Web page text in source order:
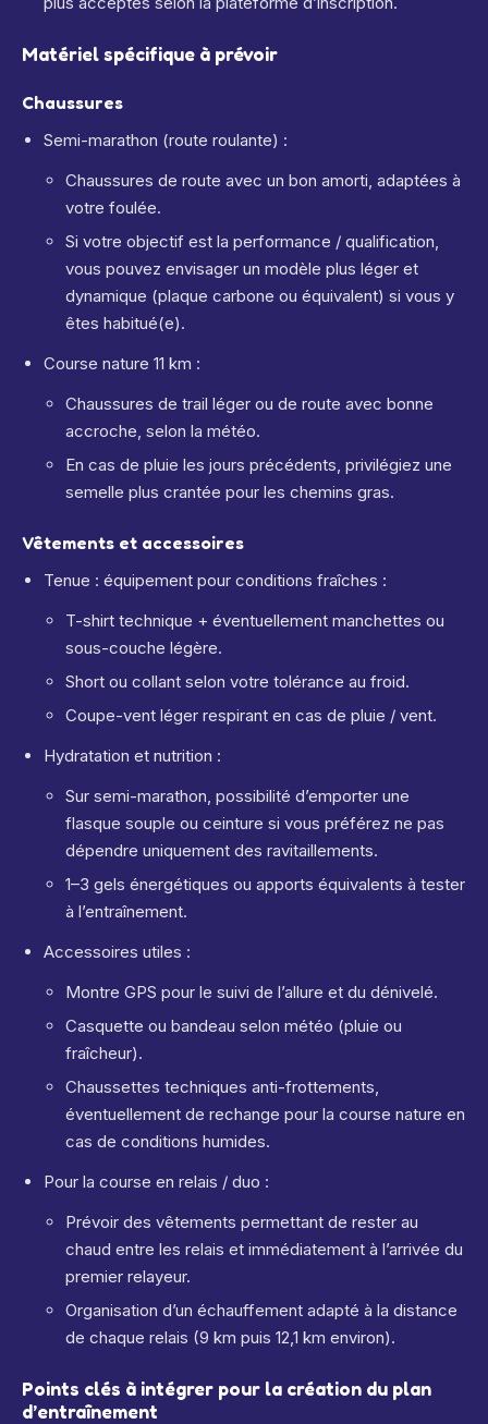
Matériel spécifique à prévoir
Chaussures
Semi-marathon (route roulante) :
Chaussures de route avec un bon amorti, adaptées à
votre foulée.
Si votre objectif est la performance / qualification,
vous pouvez envisager un modèle plus léger et
dynamique (plaque carbone ou équivalent) si vous y
êtes habitué(e).
Course nature 11 km :
Chaussures de trail léger ou de route avec bonne
accroche, selon la météo.
En cas de pluie les jours précédents, privilégiez une
semelle plus crantée pour les chemins gras.
Vêtements et accessoires
Tenue : équipement pour conditions fraîches :
T-shirt technique + éventuellement manchettes ou
sous-couche légère.
Short ou collant selon votre tolérance au froid.
Coupe-vent léger respirant en cas de pluie / vent.
Hydratation et nutrition :
Sur semi-marathon, possibilité d’emporter une
flasque souple ou ceinture si vous préférez ne pas
dépendre uniquement des ravitaillements.
1–3 gels énergétiques ou apports équivalents à tester
à l’entraînement.
Accessoires utiles :
Montre GPS pour le suivi de l’allure et du dénivelé.
Casquette ou bandeau selon météo (pluie ou
fraîcheur).
Chaussettes techniques anti-frottements,
éventuellement de rechange pour la course nature en
cas de conditions humides.
Pour la course en relais / duo :
Prévoir des vêtements permettant de rester au
chaud entre les relais et immédiatement à l’arrivée du
premier relayeur.
Organisation d’un échauffement adapté à la distance
de chaque relais (9 km puis 12,1 km environ).
Points clés à intégrer pour la création du plan
d’entraînement